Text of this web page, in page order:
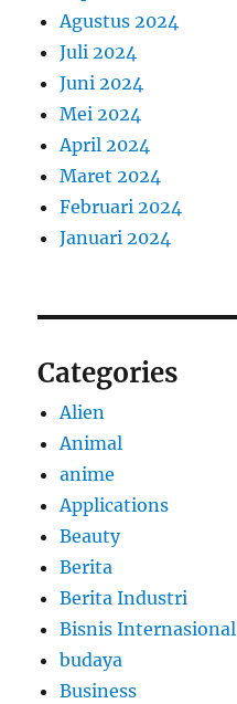
Agustus 2024
Juli 2024
Juni 2024
Mei 2024
April 2024
Maret 2024
Februari 2024
Januari 2024
Categories
Alien
Animal
anime
Applications
Beauty
Berita
Berita Industri
Bisnis Internasional
budaya
Business